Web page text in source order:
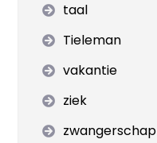
taal
Tieleman
vakantie
ziek
zwangerschap